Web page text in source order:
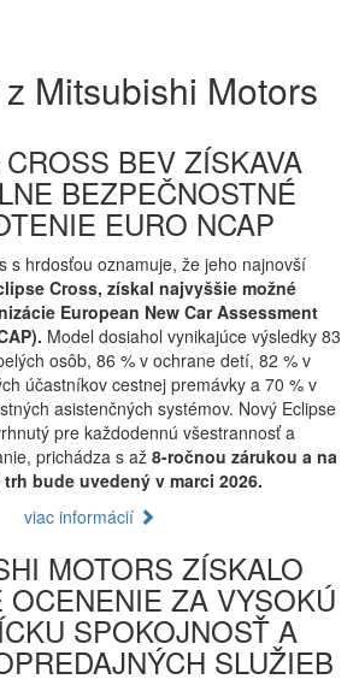
Mitsubishi Motors
BEV ZÍSKAVA
BEZPEČNOSTNÉ
EURO NCAP
s hrdosťou oznamuje, že jeho najnovší
Cross, získal najvyššie možné
European New Car Assessment
Model dosiahol vynikajúce výsledky 83
osôb, 86 % v ochrane detí, 82 % v
účastníkov cestnej premávky a 70 % v
asistenčných systémov. Nový Eclipse
pre každodennú všestrannosť a
prichádza s až 8-ročnou zárukou a na
bude uvedený v marci 2026.
viac informácií
MOTORS ZÍSKALO
OCENENIE ZA VYSOKÚ
SPOKOJNOSŤ A
SLUŽIEB